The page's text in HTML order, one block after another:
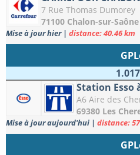
7 Rue Thomas Dumorey
71100 Chalon-sur-Saône
Mise à jour hier | distance: 40.46 km
Station Esso
A6 Aire des
69380 Les
Mise à jour aujourd'hui | distance: